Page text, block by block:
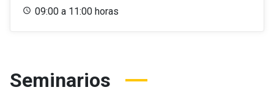
09:00 a 11:00 horas
Seminarios